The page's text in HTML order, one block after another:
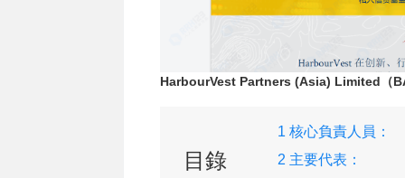
HarbourVest Partners (Asia) Limited（
目錄
1 核心負責人員：
2 主要代表：